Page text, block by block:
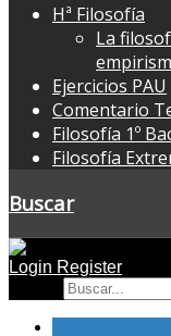
Hª Filosofía
La
Ejercicios PAU
Comentario
Filosofía 1º
Filosofía
Buscar
Login Register